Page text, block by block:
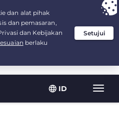
ID
2.1666666666667-years at $